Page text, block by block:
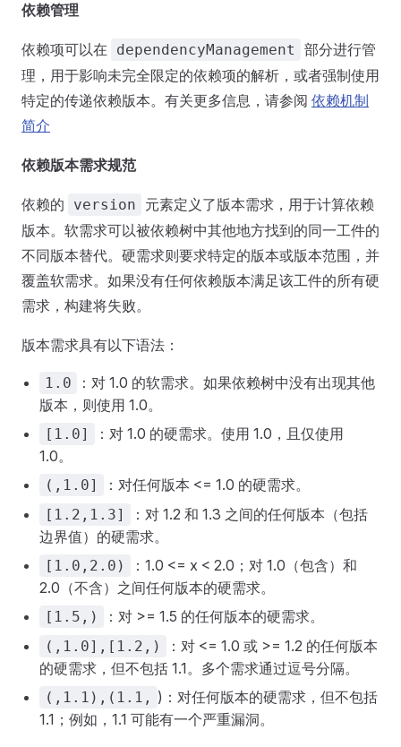
依赖管理
依赖项可以在 dependencyManagement
部分进行管
理，用于影响未完全限定的依赖项的解析，或者强制使用
特定的传递依赖版本。有关更多信息，请参阅 依赖机制
简介
依赖版本需求规范
依赖的 version
元素定义了版本需求，用于计算依赖
版本。软需求可以被依赖树中其他地方找到的同一工件的
不同版本替代。硬需求则要求特定的版本或版本范围，并
覆盖软需求。如果没有任何依赖版本满足该工件的所有硬
需求，构建将失败。
版本需求具有以下语法：
1.0
：对 1.0 的软需求。如果依赖树中没有出现其他
版本，则使用 1.0。
[1.0]
：对 1.0 的硬需求。使用 1.0，且仅使用
1.0。
(,1.0] ：对任何版本 <= 1.0 的硬需求。
[1.2,1.3]
：对 1.2 和 1.3 之间的任何版本（包括
边界值）的硬需求。
[1.0,2.0)
：1.0 <= x < 2.0；对 1.0（包含）和
2.0（不含）之间任何版本的硬需求。
[1.5,) ：对 >= 1.5 的任何版本的硬需求。
(,1.0],[1.2,)
：对 <= 1.0 或 >= 1.2 的任何版本
的硬需求，但不包括 1.1。多个需求通过逗号分隔。
(,1.1),(1.1, )：对任何版本的硬需求，但不包括
1.1；例如，1.1 可能有一个严重漏洞。